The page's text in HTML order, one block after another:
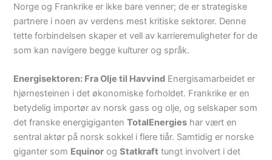
Norge og Frankrike er ikke bare venner; de er strategiske
partnere i noen av verdens mest kritiske sektorer. Denne
tette forbindelsen skaper et vell av karrieremuligheter for de
som kan navigere begge kulturer og språk.
Energisektoren: Fra Olje til Havvind Energisamarbeidet er
hjørnesteinen i det økonomiske forholdet. Frankrike er en
betydelig importør av norsk gass og olje, og selskaper som
det franske energigigantenTotalEnergies har vært en
sentral aktør på norsk sokkel i flere tiår. Samtidig er norske
giganter som Equinor ogStatkraft tungt involvert i det